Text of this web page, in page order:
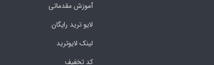
آموزش مقدماتی
لایو ترید رایگان
لینک لایوترید
کد تخفیف